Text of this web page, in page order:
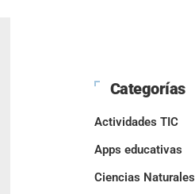
Categorías
Actividades TIC
Apps educativas
Ciencias Naturales